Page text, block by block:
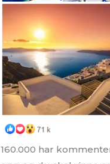
160.000 har